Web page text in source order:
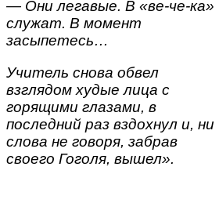
— Они легавые. В «ве-че-ка»
служат. В момент
засыпетесь…
Учитель снова обвел
взглядом худые лица с
горящими глазами, в
последний раз вздохнул и, ни
слова не говоря, забрав
своего Гоголя, вышел».